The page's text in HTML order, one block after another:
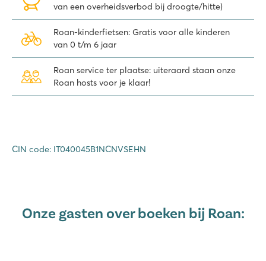
van een overheidsverbod bij droogte/hitte)
Roan-kinderfietsen: Gratis voor alle kinderen
van 0 t/m 6 jaar
Roan service ter plaatse: uiteraard staan onze
Roan hosts voor je klaar!
CIN code: IT040045B1NCNVSEHN
Onze gasten over boeken bij Roan: